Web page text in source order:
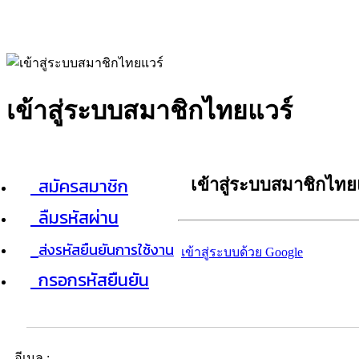
เข้าสู่ระบบสมาชิกไทยแวร์
สมัครสมาชิก
ลืมรหัสผ่าน
ส่งรหัสยืนยันการใช้งาน
กรอกรหัสยืนยัน
เข้าสู่ระบบสมาชิกไท
เข้าสู่ระบบด้วย Google